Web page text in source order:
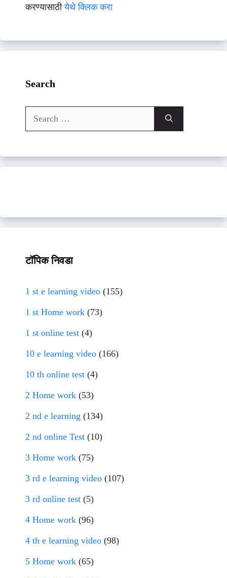
करण्यासाठीयेथे क्लिक करा
Search
Search
for:
टॉपिक निवडा
1 st e learning video (155)
1 st Home work (73)
1 st online test (4)
10 e learning video (166)
10 th online test (4)
2 Home work (53)
2 nd e learning (134)
2 nd online Test (10)
3 Home work (75)
3 rd e learning video (107)
3 rd online test (5)
4 Home work (96)
4 th e learning video (98)
5 Home work (65)